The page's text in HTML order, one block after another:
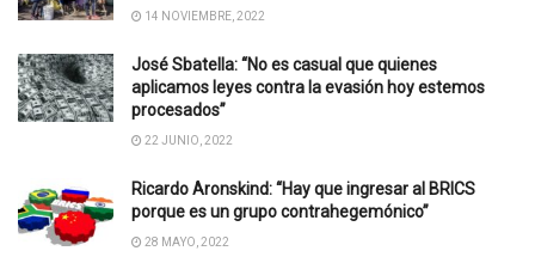
14 NOVIEMBRE, 2022
José Sbatella: “No es casual que quienes
aplicamos leyes contra la evasión hoy estemos
procesados”
22 JUNIO, 2022
Ricardo Aronskind: “Hay que ingresar al BRICS
porque es un grupo contrahegemónico”
28 MAYO, 2022